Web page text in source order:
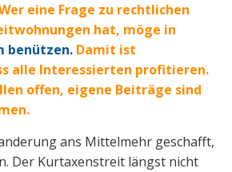
eine Frage zu rechtlichen
hat, möge in
benützen. Damit ist
alle Interessierten profitieren.
offen, eigene Beiträge sind
ans Mittelmehr geschafft,
Der Kurtaxenstreit längst nicht